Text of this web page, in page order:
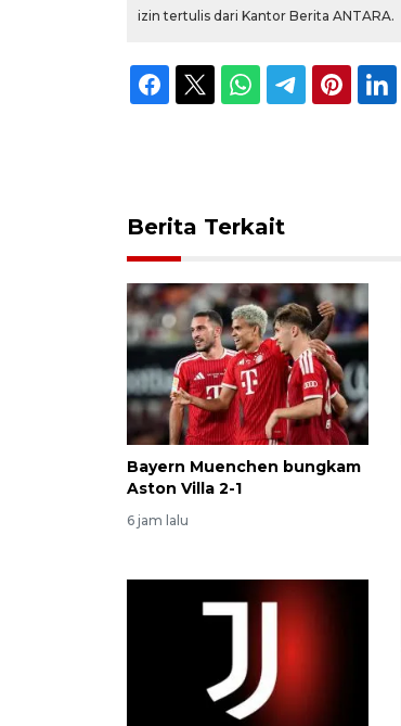
izin tertulis dari Kantor Berita ANTARA.
Berita Terkait
Bayern Muenchen bungkam
Aston Villa 2-1
6 jam lalu